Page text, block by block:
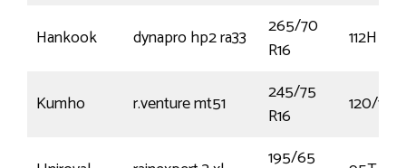
Hankook dynapro hp2 ra33
265/70
R16
112H
Kumho r.venture mt51
245/75
R16
120/
195/65